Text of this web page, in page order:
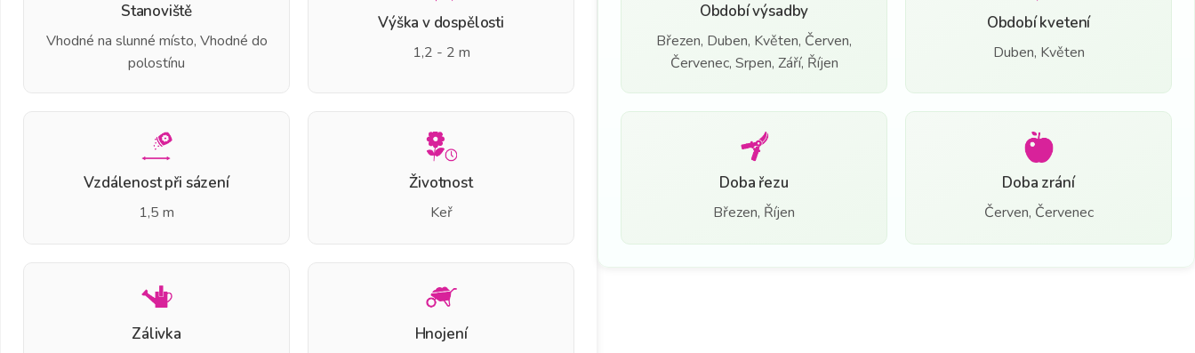
Stanoviště
Vhodné na slunné místo, Vhodné do
polostínu
Výška v dospělosti
1,2 - 2 m
Vzdálenost při sázení
1,5 m
Životnost
Keř
Zálivka Hnojení
Období výsadby
Březen, Duben, Květen, Červen,
Červenec, Srpen, Září, Říjen
Období kvetení
Duben, Květen
Doba řezu
Březen, Říjen
Doba zrání
Červen, Červenec